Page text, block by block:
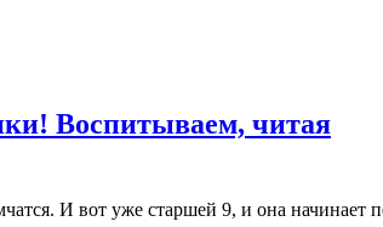
Воспитываем, читая
И вот уже старшей 9, и она